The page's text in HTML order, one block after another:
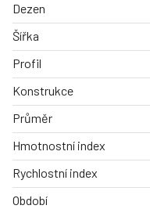
Dezen
Šířka
Profil
Konstrukce
Průměr
Hmotnostní index
Rychlostní index
Období